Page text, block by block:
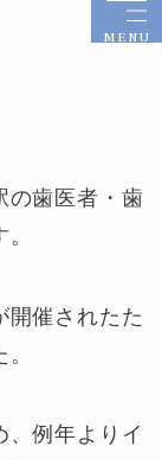
MENU
歯医者・歯
開催されたた
、例年よりイ